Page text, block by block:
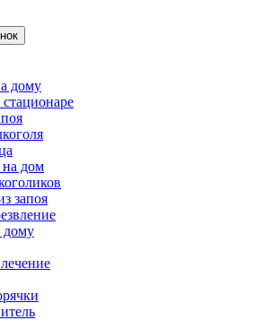
дому
на дом
запоя
дому